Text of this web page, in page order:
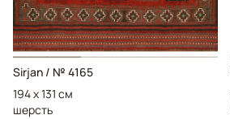
Sirjan / № 4165
194 x 131 см
шерсть